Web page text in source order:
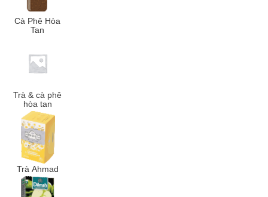
Cà Phê Hòa
Tan
Trà & cà phê
hòa tan
Trà Ahmad